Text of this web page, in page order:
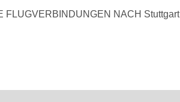
FLUGVERBINDUNGEN NACH Stuttgart